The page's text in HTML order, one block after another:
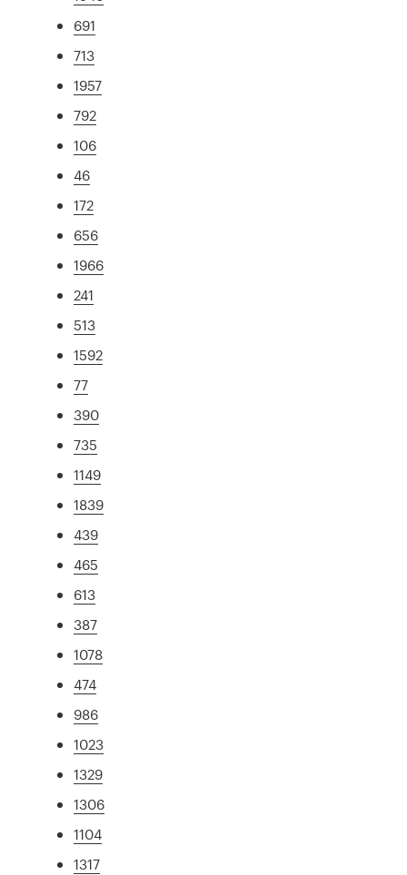
691
713
1957
792
106
46
172
656
1966
241
513
1592
77
390
735
1149
1839
439
465
613
387
1078
474
986
1023
1329
1306
1104
1317